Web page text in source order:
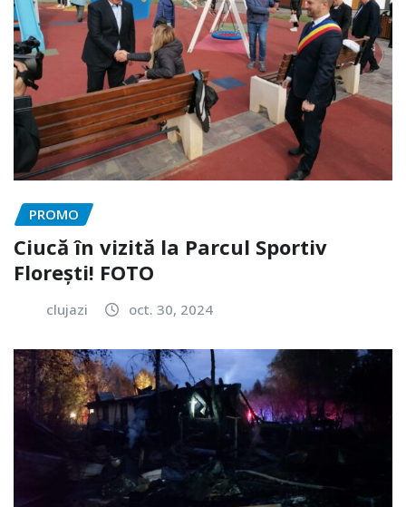
PROMO
Ciucă în vizită la Parcul Sportiv
Florești! FOTO
clujazi oct. 30, 2024